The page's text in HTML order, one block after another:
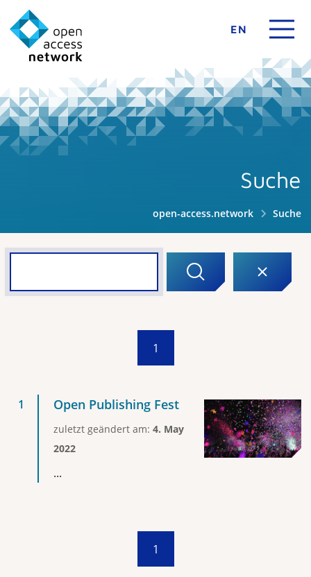
EN
Suche
open-access.network Suche
1
Open Publishing Fest
zuletzt geändert am: 4. May
2022
...
1